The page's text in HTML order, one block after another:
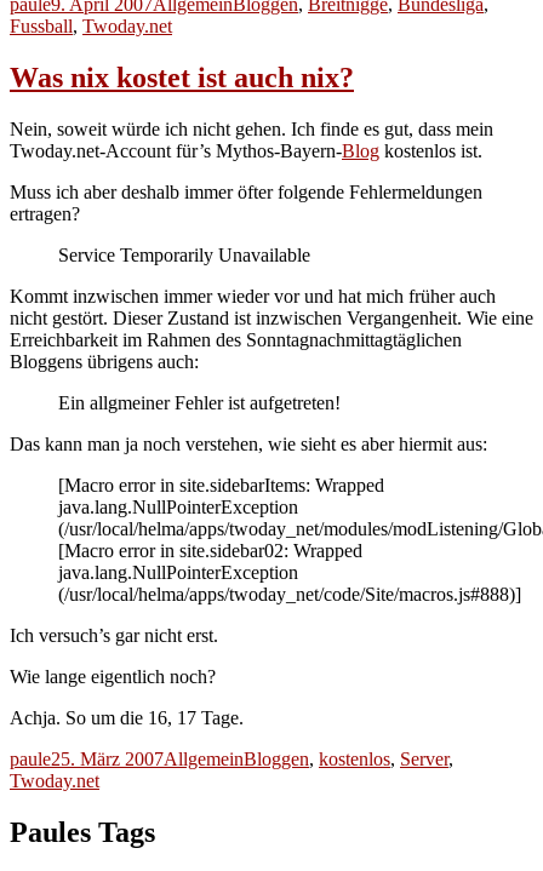
paule
am
9. April 2007Allgemein Bloggen, Breitnigge, Bundesliga,
Fussball, Twoday.net
Was nix kostet ist auch nix?
Nein, soweit würde ich nicht gehen. Ich finde es gut, dass mein
Twoday.net-Account für’s Mythos-Bayern-Blog kostenlos ist.
Muss ich aber deshalb immer öfter folgende Fehlermeldungen
ertragen?
Service Temporarily Unavailable
Kommt inzwischen immer wieder vor und hat mich früher auch
nicht gestört. Dieser Zustand ist inzwischen Vergangenheit. Wie eine
Erreichbarkeit im Rahmen des Sonntagnachmittagtäglichen
Bloggens übrigens auch:
Ein allgmeiner Fehler ist aufgetreten!
Das kann man ja noch verstehen, wie sieht es aber hiermit aus:
[Macro error in site.sidebarItems: Wrapped
java.lang.NullPointerException
(/usr/local/helma/apps/twoday_net/modules/modListening/
[Macro error in site.sidebar02: Wrapped
java.lang.NullPointerException
(/usr/local/helma/apps/twoday_net/code/Site/macros.js#888)]
Ich versuch’s gar nicht erst.
Wie lange eigentlich noch?
Achja. So um die 16, 17 Tage.
Autor
pauleVeröffentlicht
am
25. März 2007Kategorien
AllgemeinSchlagwörter
Bloggen, kostenlos, Server,
Twoday.net
Paules Tags